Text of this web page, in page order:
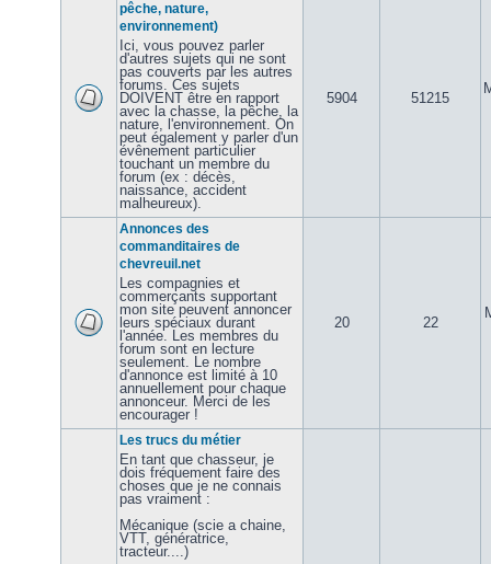
pêche, nature,
environnement)
Ici, vous pouvez parler
d'autres sujets qui ne sont
pas couverts par les autres
forums. Ces sujets
DOIVENT être en rapport
avec la chasse, la pêche, la
nature, l'environnement. On
peut également y parler d'un
évênement particulier
touchant un membre du
forum (ex : décès,
naissance, accident
malheureux).
5904 51215
Annonces des
commanditaires de
chevreuil.net
Les compagnies et
commerçants supportant
mon site peuvent annoncer
leurs spéciaux durant
l'année. Les membres du
forum sont en lecture
seulement. Le nombre
d'annonce est limité à 10
annuellement pour chaque
annonceur. Merci de les
encourager !
20 22
Les trucs du métier
En tant que chasseur, je
dois fréquement faire des
choses que je ne connais
pas vraiment :
Mécanique (scie a chaine,
VTT, génératrice,
tracteur....)